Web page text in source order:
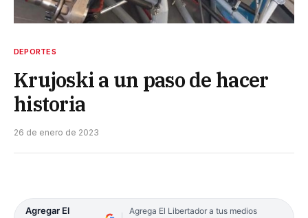
DEPORTES
Krujoski a un paso de hacer
historia
26 de enero de 2023
Agregar El
Agrega El Libertador a tus medios